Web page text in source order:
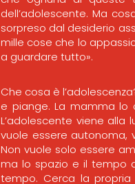
dell’adolescente. Ma
sorpreso dal desiderio
mille cose che lo
a guardare tutto».
Che cosa è
e piange. La mamma
L’adolescente viene
vuole essere autonoma,
Non vuole solo essere
ma lo spazio e il tempo
tempo. Cerca la